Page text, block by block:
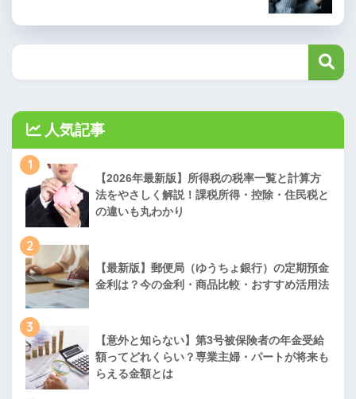
人気記事
1
【2026年最新版】所得税の税率一覧と計算方
法をやさしく解説！課税所得・控除・住民税と
の違いも丸わかり
2
【最新版】郵便局（ゆうちょ銀行）の定期預金
金利は？今の金利・商品比較・おすすめ活用法
3
【意外と知らない】第3号被保険者の年金受給
額ってどれくらい？専業主婦・パートが将来も
らえる金額とは